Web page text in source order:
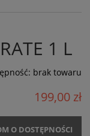
1 L
brak towaru
199,00 zł
O DOSTĘPNOŚCI